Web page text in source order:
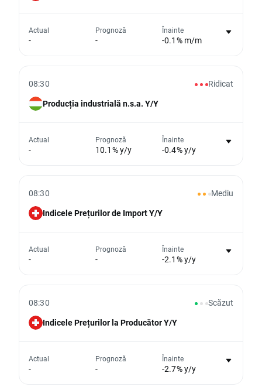
Nu există niciun grafic pentru acest
Actual
-
Prognoză
-
Înainte
-0.1% m/m
Nu există niciun grafic pentru acest
eveniment
08:30
Ridicat
Producția industrială n.s.a. Y/Y
Actual
-
Prognoză
10.1% y/y
Înainte
-0.4% y/y
Nu există niciun grafic pentru acest
08:30
Mediu
Indicele Prețurilor de Import Y/Y
Actual
-
Prognoză
-
Înainte
-2.1% y/y
Nu există niciun grafic pentru acest
08:30
Scăzut
Indicele Prețurilor la Producător Y/Y
Actual
-
Prognoză
-
Înainte
-2.7% y/y